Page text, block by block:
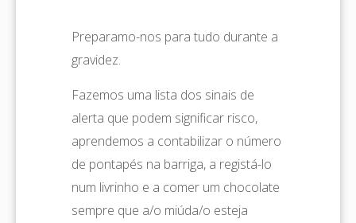
Preparamo-nos para tudo durante a
gravidez.
Fazemos uma lista dos sinais de
alerta que podem significar risco,
aprendemos a contabilizar o número
de pontapés na barriga, a registá-lo
num livrinho e a comer um chocolate
sempre que a/o miúda/o esteja